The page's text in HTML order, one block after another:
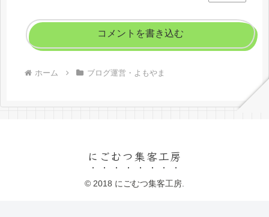
コメントを書き込む
ホーム ブログ運営・よもやま
にごむつ集客工房
© 2018 にごむつ集客工房.